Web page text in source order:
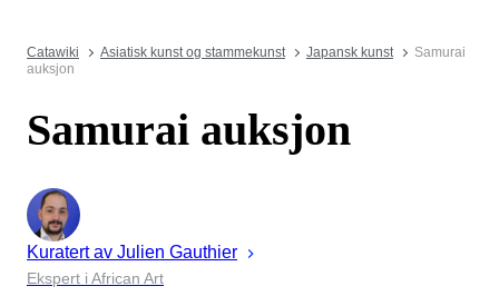
Catawiki Asiatisk kunst og stammekunst Japansk kunst
Samurai
auksjon
Samurai auksjon
Kuratert av Julien Gauthier
Ekspert i African Art